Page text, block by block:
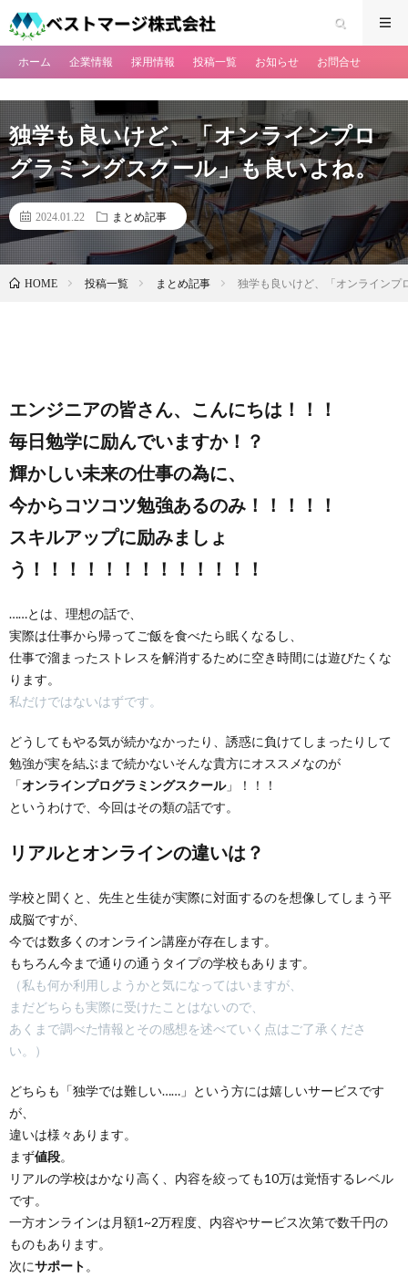
ホーム 企業情報 採用情報 投稿一覧 お知らせ お問合せ
独学も良いけど、「オンラインプロ
グラミングスクール」も良いよね。
2024.01.22 まとめ記事
HOME 投稿一覧 まとめ記事 独学も良いけど、「オンラインプ
エンジニアの皆さん、こんにちは！！！
毎日勉学に励んでいますか！？
輝かしい未来の仕事の為に、
今からコツコツ勉強あるのみ！！！！！
スキルアップに励みましょ
う！！！！！！！！！！！！！
……とは、理想の話で、
実際は仕事から帰ってご飯を食べたら眠くなるし、
仕事で溜まったストレスを解消するために空き時間には遊びたくな
ります。
私だけではないはずです。
どうしてもやる気が続かなかったり、誘惑に負けてしまったりして
勉強が実を結ぶまで続かないそんな貴方にオススメなのが
「オンラインプログラミングスクール」！！！
というわけで、今回はその類の話です。
リアルとオンラインの違いは？
学校と聞くと、先生と生徒が実際に対面するのを想像してしまう平
成脳ですが、
今では数多くのオンライン講座が存在します。
もちろん今まで通りの通うタイプの学校もあります。
（私も何か利用しようかと気になってはいますが、
まだどちらも実際に受けたことはないので、
あくまで調べた情報とその感想を述べていく点はご了承くださ
い。）
どちらも「独学では難しい……」という方には嬉しいサービスです
が、
違いは様々あります。
まず値段。
リアルの学校はかなり高く、内容を絞っても10万は覚悟するレベル
です。
一方オンラインは月額1~2万程度、内容やサービス次第で数千円の
ものもあります。
次にサポート 。